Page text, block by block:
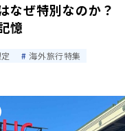
なぜ特別なのか
憶
海外旅行特集